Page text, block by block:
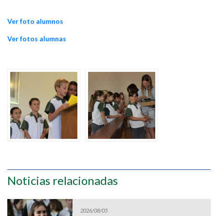
Ver foto alumnos
Ver fotos alumnas
Noticias relacionadas
2026/08/05